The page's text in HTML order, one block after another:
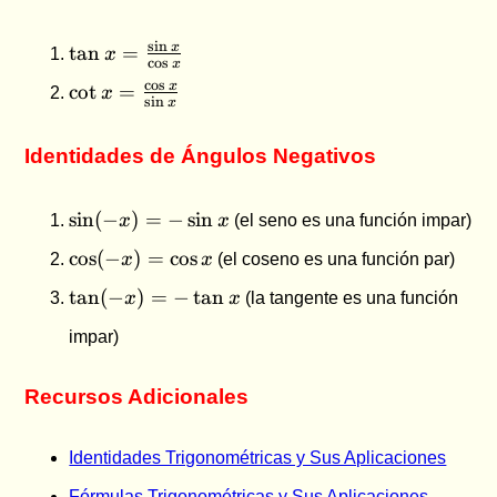
\tan x =
\frac{\sin
x}{\cos
tan x = cos x
sin x
\cot x =
\frac{\cos
x}
cot x = sin x
cos x
Identidades de Ángulos Negativos
\sin(-
x) =
-\sin
x
sin(−x) = − sin x (el seno es una función impar)
\cos(-
x) =
\cos
x
cos(−x) = cosx (el coseno es una función par)
\tan(-
x) = -
\tan
tan(−x) = − tan x (la tangente es una función
impar)
Recursos Adicionales
Identidades Trigonométricas y Sus Aplicaciones